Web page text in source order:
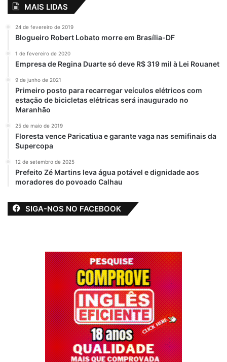
MAIS LIDAS
24 de fevereiro de 2019
Blogueiro Robert Lobato morre em Brasília-DF
1 de fevereiro de 2020
Empresa de Regina Duarte só deve R$ 319 mil à Lei Rouanet
9 de junho de 2021
Primeiro posto para recarregar veículos elétricos com
estação de bicicletas elétricas será inaugurado no
Maranhão
25 de maio de 2019
Floresta vence Paricatiua e garante vaga nas semifinais da
Supercopa
12 de setembro de 2025
Prefeito Zé Martins leva água potável e dignidade aos
moradores do povoado Calhau
SIGA-NOS NO FACEBOOK